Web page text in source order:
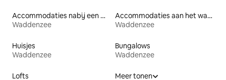
Accommodaties nabij een meer
Waddenzee
Accommodaties aan het water
Waddenzee
Huisjes
Waddenzee
Bungalows
Waddenzee
Lofts
Meer tonen